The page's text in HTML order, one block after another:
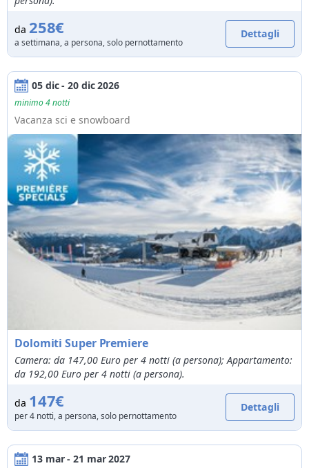
da 258€
a settimana, a persona, solo pernottamento
Dettagli
05 dic - 20 dic 2026
minimo 4 notti
Vacanza sci e snowboard
Dolomiti Super Premiere
Camera: da 147,00 Euro per 4 notti (a persona); Appartamento:
da 192,00 Euro per 4 notti (a persona).
da 147€
per 4 notti, a persona, solo pernottamento
Dettagli
13 mar - 21 mar 2027